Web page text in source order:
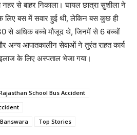
से बाहर निकाला। घायल छात्रा सुशीला ने
लिए बस में सवार हुई थी, लेकिन बस कुछ ही
से अधिक बच्चे मौजूद थे, जिनमें से 6 बच्चों
अन्य आपातकालीन सेवाओं ने तुरंत राहत कार्य
के लिए अस्पताल भेजा गया।
School Bus Accident
Top Stories